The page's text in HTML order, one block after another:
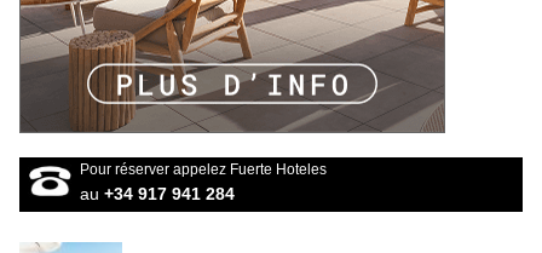
Pour réserver appelez Fuerte Hoteles
au +34 917 941 284